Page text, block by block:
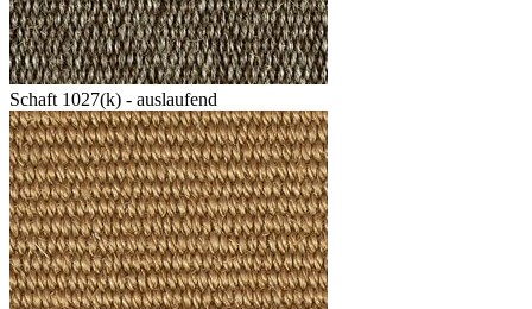
Schaft 1027(k) - auslaufend